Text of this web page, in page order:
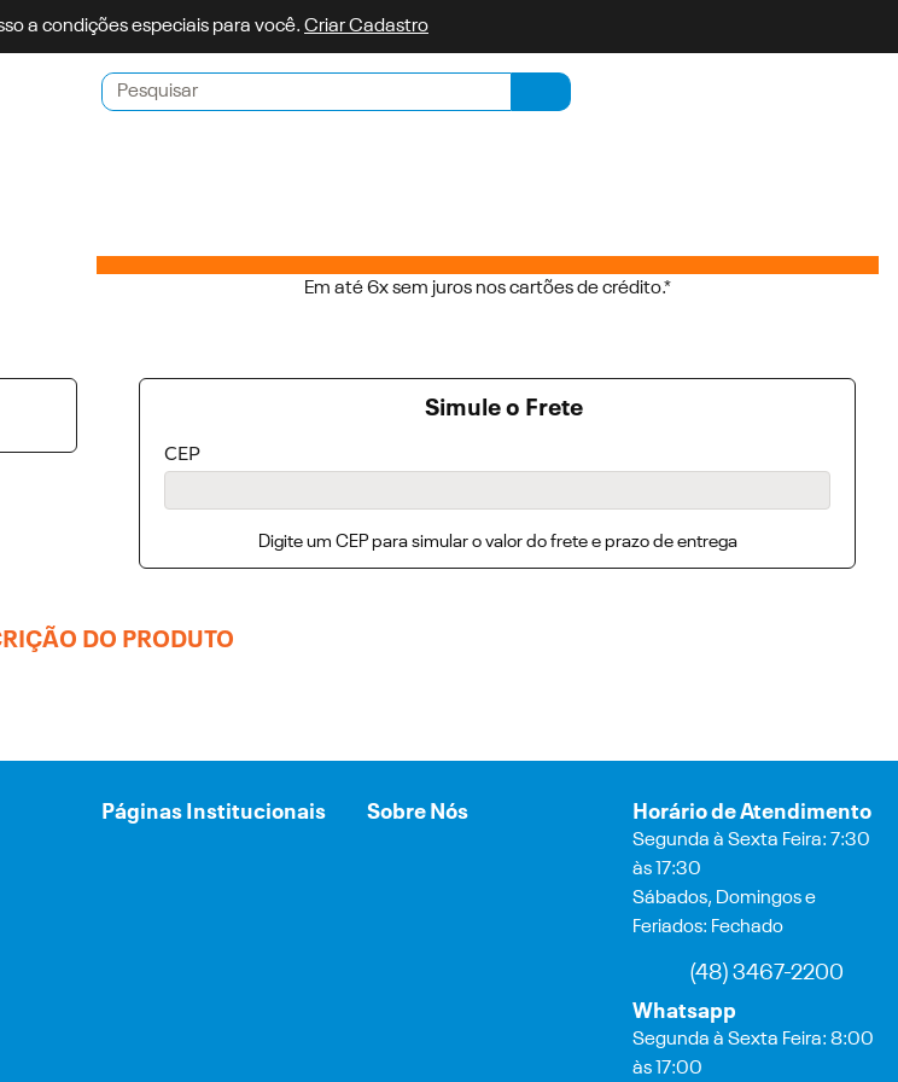
a condições especiais para você. Criar Cadastro
Pesquisar
Pesquisar
Em até 6x sem juros nos cartões de crédito.*
Simule o Frete
CEP
Digite um CEP para simular o valor do frete e prazo de entrega
DO PRODUTO
Páginas Institucionais Sobre Nós Horário de Atendimento
Segunda à Sexta Feira: 7:30
às 17:30
Sábados, Domingos e
Feriados: Fechado
(48) 3467-2200
Whatsapp
Segunda à Sexta Feira: 8:00
às 17:00